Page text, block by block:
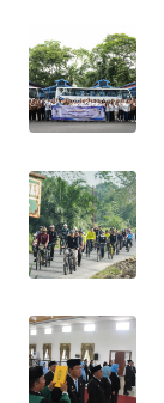
WN
DAIRI
WN
TOBA
WN
NIAS
WN
LANGKAT